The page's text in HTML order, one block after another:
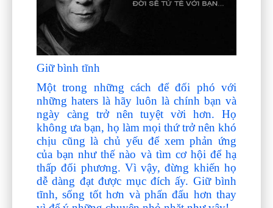
Giữ bình tĩnh
Một trong những cách để đối phó với
những haters là hãy luôn là chính bạn và
ngày càng trở nên tuyệt vời hơn. Họ
không ưa bạn, họ làm mọi thứ trở nên khó
chịu cũng là chủ yếu để xem phản ứng
của bạn như thế nào và tìm cơ hội để hạ
thấp đối phương. Vì vậy, đừng khiến họ
dễ dàng đạt được mục đích ấy. Giữ bình
tĩnh, sống tốt hơn và phấn đấu hơn thay